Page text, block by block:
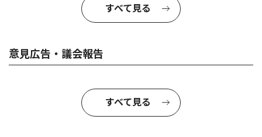
すべて見る
意見広告・議会報告
すべて見る